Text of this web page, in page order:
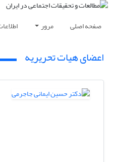
صفحه اصلی مرور
اعضای هیات تحریریه